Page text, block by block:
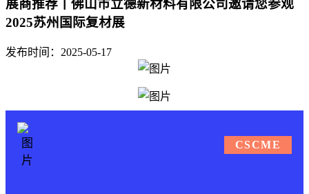
展商推荐丨佛山市立德新材料有限公司邀请您参观
2025苏州国际复材展
发布时间：2025-05-17
CSCME